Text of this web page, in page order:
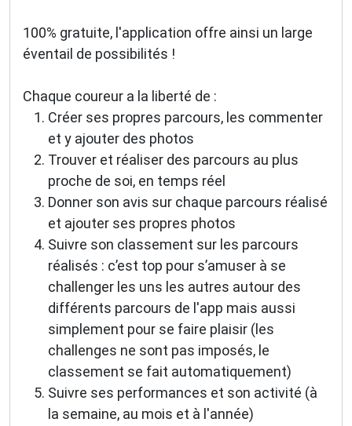
100% gratuite, l'application offre ainsi un large
éventail de possibilités !
Chaque coureur a la liberté de :
Créer ses propres parcours, les commenter
et y ajouter des photos
Trouver et réaliser des parcours au plus
proche de soi, en temps réel
Donner son avis sur chaque parcours réalisé
et ajouter ses propres photos
Suivre son classement sur les parcours
réalisés : c’est top pour s’amuser à se
challenger les uns les autres autour des
différents parcours de l'app mais aussi
simplement pour se faire plaisir (les
challenges ne sont pas imposés, le
classement se fait automatiquement)
Suivre ses performances et son activité (à
la semaine, au mois et à l'année)